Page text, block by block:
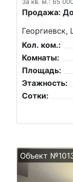
За кв. м.: 65
Продажа:
Георгиевск,
Кол. ком.:
Комнаты:
Площадь:
Этажность:
Сотки:
Объект